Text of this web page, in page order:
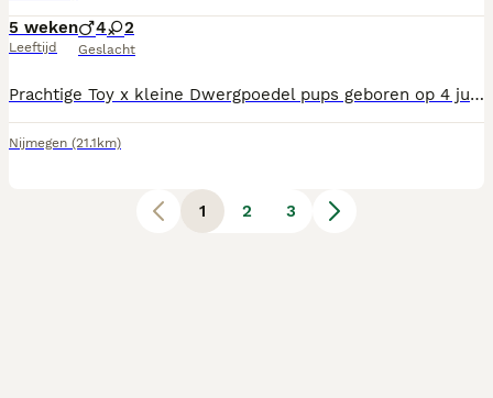
5 weken
Leeftijd
4 2
Geslacht
Prachtige Toy x kleine Dwergpoedel pups geboren op 4 juli 2026 De pups die los op de foto's staan zijn nog beschikbaar. Met veel liefde bieden wij onze prachtige poedelpups aan. Op 4 juli 2026 zijn er 4 reutjes en 2 teefjes geboren. De lichte kleuren zullen zo blijven en de zwarte zullen grijs worden net als moeder. De pups groeien op in huiselijke kring en zullen opgroeien samen met onze kleine kinderen. Hierdoor raken ze van jongs af aan gewend aan een gezinsleven, dagelijkse geluiden en alle liefde en aandacht die ze verdienen. De moeder is een grijze Toypoedel en de vader een abrikooskleurige kleine Dwergpoedel. Beide komen uit een goede geteste lijn en vader heeft een stamboom. Vader weegt 5 kg en heeft een schofthoogte van 30 cm. Moeder weegt 3 kg en heeft een schofthoogte van 26 cm. De pups mogen vanaf 22 augustus het nest verlaten. Bij vertrek zijn de pups: - Gechipt - Voorzien van hun eerste inenting - Volgens schema ontwormd - In het bezit van een Europees dierenpaspoort - Goed gesocialiseerd en met veel liefde opgegroeid Wij vinden het erg belangrijk dat onze pups terechtkomen bij een liefdevol en blijvend baasje. Daarom maken we graag eerst kennis met de toekomstige eigenaren. gereserveerd; reutje met blauwe bandje teefje met roze bandje Heeft u interesse stuur gerust een berichtje! Ubn: 8545158
Nijmegen (21.1km)
1 2 3